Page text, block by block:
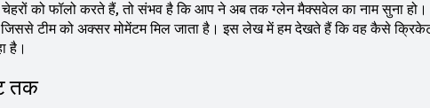
को फॉलो करते हैं, तो संभव है कि आप ने अब तक ग्लेन मैक्सवेल का नाम सुना हो।
टीम को अक्सर मोमेंटम मिल जाता है। इस लेख में हम देखते हैं कि वह कैसे
है।
तक